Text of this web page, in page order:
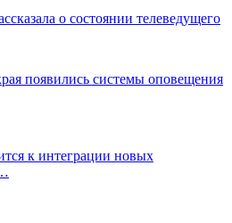
о состоянии телеведущего
появились системы оповещения
к интеграции новых